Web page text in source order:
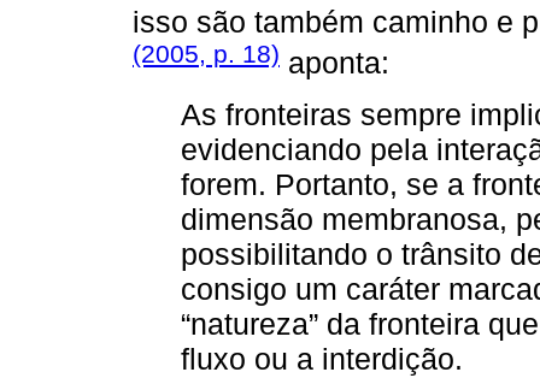
isso são também caminho e
(2005, p. 18) aponta:
As fronteiras sempre
evidenciando pela
forem. Portanto, se a
dimensão membranosa,
possibilitando o trânsito
consigo um caráter
“natureza” da fronteira
fluxo ou a interdição.